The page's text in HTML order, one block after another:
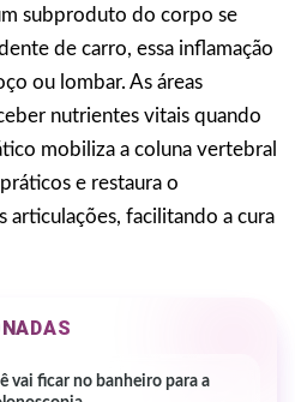
subproduto do corpo se
de carro, essa inflamação
ou lombar. As áreas
nutrientes vitais quando
mobiliza a coluna vertebral
e restaura o
articulações, facilitando a cura
vai ficar no banheiro para a